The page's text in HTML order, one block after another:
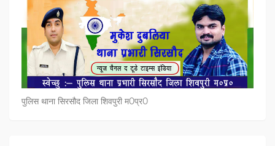
पुलिस थाना सिरसौद जिला शिवपुरी म0प्र0